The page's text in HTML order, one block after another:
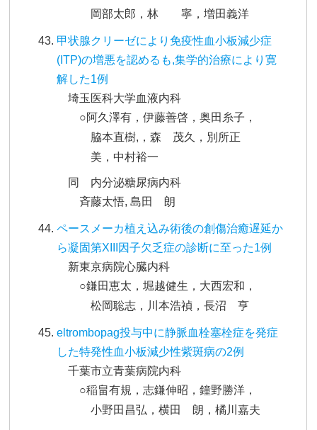
岡部太郎，林 寧，増田義洋
甲状腺クリーゼにより免疫性血小板減少症
(ITP)の増悪を認めるも,集学的治療により寛
解した1例
埼玉医科大学血液内科
○阿久澤有，伊藤善啓，奥田糸子，
脇本直樹,，森 茂久，別所正
美，中村裕一
同 内分泌糖尿病内科
斉藤太悟, 島田 朗
ペースメーカ植え込み術後の創傷治癒遅延か
ら凝固第XIII因子欠乏症の診断に至った1例
新東京病院心臓内科
○鎌田恵太，堀越健生，大西宏和，
松岡聡志，川本浩禎，長沼 亨
eltrombopag投与中に静脈血栓塞栓症を発症
した特発性血小板減少性紫斑病の2例
千葉市立青葉病院内科
○稲畠有規，志鎌伸昭，鐘野勝洋，
小野田昌弘，横田 朗，橘川嘉夫